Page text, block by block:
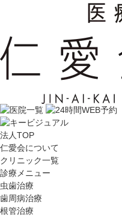
法人TOP
仁愛会について
クリニック一覧
診療メニュー
虫歯治療
歯周病治療
根管治療